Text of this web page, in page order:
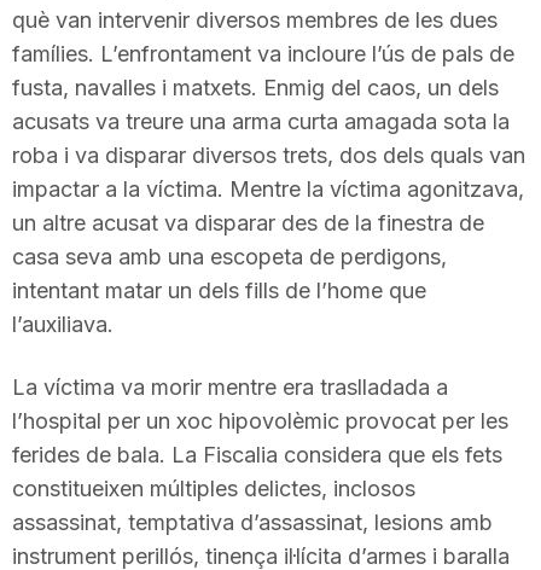
què van intervenir diversos membres de les dues
famílies. L’enfrontament va incloure l’ús de pals de
fusta, navalles i matxets. Enmig del caos, un dels
acusats va treure una arma curta amagada sota la
roba i va disparar diversos trets, dos dels quals van
impactar a la víctima. Mentre la víctima agonitzava,
un altre acusat va disparar des de la finestra de
casa seva amb una escopeta de perdigons,
intentant matar un dels fills de l’home que
l’auxiliava.
La víctima va morir mentre era traslladada a
l’hospital per un xoc hipovolèmic provocat per les
ferides de bala. La Fiscalia considera que els fets
constitueixen múltiples delictes, inclosos
assassinat, temptativa d’assassinat, lesions amb
instrument perillós, tinença il·lícita d’armes i baralla